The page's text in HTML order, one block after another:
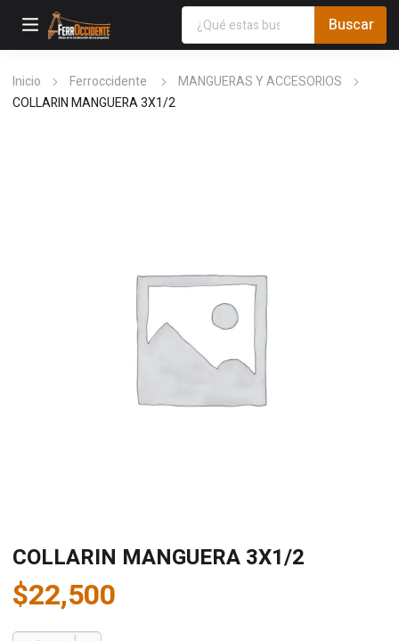
Inicio Ferroccidente
MANGUERAS Y ACCESORIOS
COLLARIN MANGUERA 3X1/2
COLLARIN MANGUERA 3X1/2
$22,500